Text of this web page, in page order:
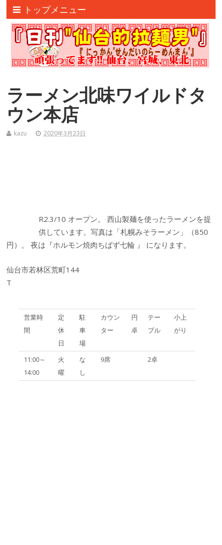
トップメニュー
ラーメン北味ワイルドタ
ウン本店
kazu 2020年3月23日
R2.3/10 オープン。 西山製麺を使ったラーメンを提
供しています。写真は「札幌みそラーメン」（850
円）。 夜は『ホルモン焼肉ちばず七輪 』 になります。
仙台市若林区荒町144
T
営業時
間
定
休
日
駐
車
場
カウン
ター
円
卓
テー
ブル
小上
がり
11:00～
14:00
火
曜
な
し
9席 2卓